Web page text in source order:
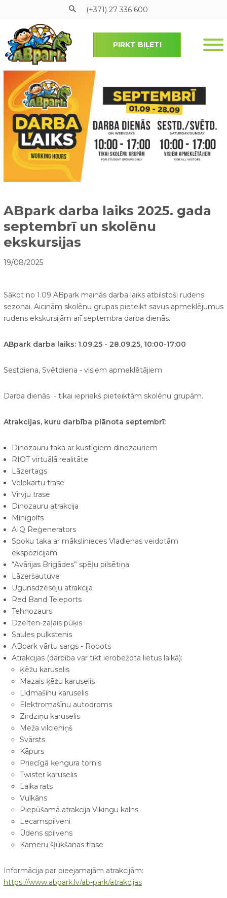
Pāriet uz galveno saturu
(+371) 27 336 600
PIRKT BIĻETI
ABpark darba laiks 2025. gada
septembrī un skolēnu
ekskursijas
19/08/2025
Sākot no 1.09 ABpark mainās darba laiks atbilstoši rudens
sezonai. Aicinām skolēnu grupas pieteikt savus apmeklējumus
rudens ekskursijām arī septembra darba dienās.
ABpark darba laiks: 1.09.25 - 28.09.25, 10:00-17:00
Sestdiena, Svētdiena - visiem apmeklētājiem
Darba dienās - tikai iepriekš pieteiktām skolēnu grupām.
Atrakcijas, kuru darbība plānota septembrī:
Dinozauru taka ar kustīgiem dinozauriem
RIOT virtuālā realitāte
Lāzertags
Velokartu trase
Virvju trase
Dinozauru atrakcija
Minigolfs
AIQ Reģenerators
Spoku taka ar mākslinieces Vladlenas veidotām
ekspozīcijām
“Avārijas Brigādes” spēļu pilsētiņa
Lāzeršautuve
Ugunsdzēsēju atrakcija
Red Band Teleports
Tehnozaurs
Dzelten-zaļais pūķis
Saules pulkstenis
ABpark vārtu sargs - Robots
Atrakcijas (darbība var tikt ierobežota lietus laikā):
Ķēžu karuselis
Mazais ķēžu karuselis
Lidmašīnu karuselis
Elektromašīnu autodroms
Zirdziņu karuselis
Meža vilcieniņš
Svārsts
Kāpurs
Priecīgā ķengura tornis
Twister karuselis
Laika rats
Vulkāns
Piepūšamā atrakcija Vikingu kalns
Lecamspilveni
Ūdens spilvens
Kameru šļūkšanas trase
Informācija par pieejamajām atrakcijām:
https://www.abpark.lv/ab-park/atrakcijas